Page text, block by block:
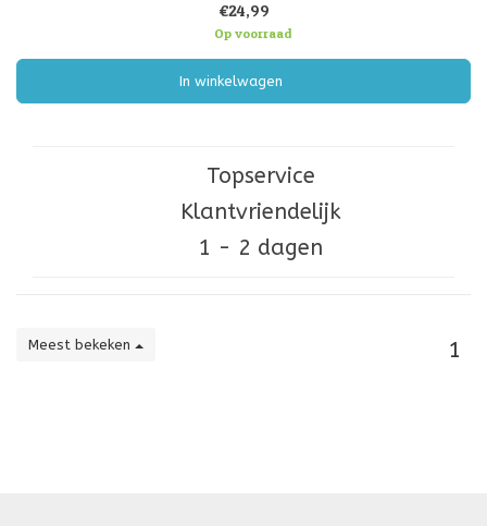
€24,99
Op voorraad
In winkelwagen
Topservice
Klantvriendelijk
1 - 2 dagen
Meest bekeken 1